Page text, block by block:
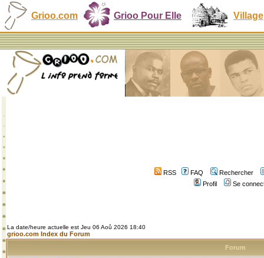
Grioo.com Grioo Pour Elle Village
RSS FAQ
Rechercher
Profil
Se
La date/heure actuelle est Jeu 06 Aoû 2026 18:40
grioo.com Index du Forum
Forum